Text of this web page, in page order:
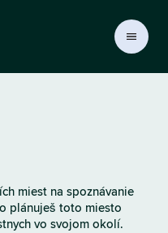
miest na spoznávanie
plánuješ toto miesto
vo svojom okolí.